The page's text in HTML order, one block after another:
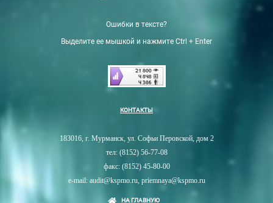
Ошибки в тексте?
Выделите ее мышкой и нажмите Ctrl + Enter
КОНТАКТЫ
183016, г. Мурманск, ул. Софьи Перовской, дом 2
тел: (8152) 56-77-08
факс: (8152) 45-80-00
e-mail: audit@kspmo.ru, priemnaya@kspmo.ru
НА ГЛАВНУЮ